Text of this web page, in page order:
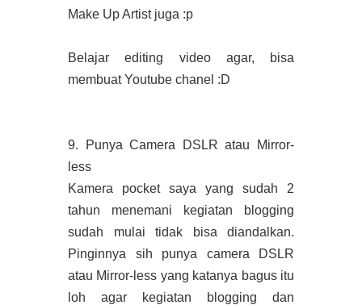
Make Up Artist juga :p
Belajar editing video agar, bisa
membuat Youtube chanel :D
9. Punya Camera DSLR atau Mirror-
less
Kamera pocket saya yang sudah 2
tahun menemani kegiatan blogging
sudah mulai tidak bisa diandalkan.
Pinginnya sih punya camera DSLR
atau Mirror-less yang katanya bagus itu
loh agar kegiatan blogging dan